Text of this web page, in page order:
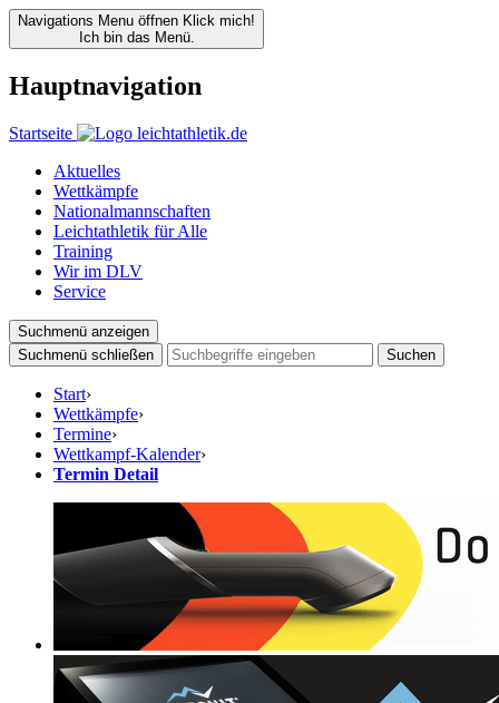
Navigations Menu öffnen Klick mich!
Ich bin das Menü.
Hauptnavigation
Startseite
Aktuelles
Wettkämpfe
Nationalmannschaften
Leichtathletik für Alle
Training
Wir im DLV
Service
Suchmenü anzeigen
Suchmenü schließen
Suchen
Start›
Wettkämpfe›
Termine›
Wettkampf-Kalender›
Termin Detail